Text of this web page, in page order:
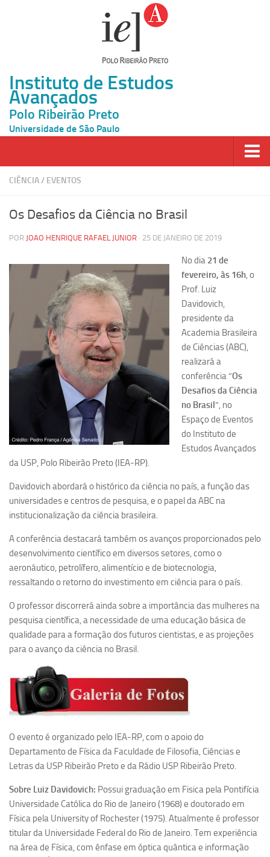
Instituto de Estudos
Avançados
Polo Ribeirão Preto
Universidade de São Paulo
Página Inicial
Inscrição
Atividades
Cátedras
Grupos de Estudo
Carreira Docente de Impacto
Ciência, Arte, Educação e Sociedade: CienArtES
Grupo de Estudos Avançados em Tecnologia e Informação
em Saúde com foco em Populações Vulneráveis
(Confluencia)
Grupos de estudo encerrados
Grupos de Pesquisa
Criminologia Experimental e Segurança Pública
Grupo de Pesquisa GPUBLIC – Centro de Estudos em Gestão
e Políticas Públicas Contemporâneas
Daniel Domingues dos Santos
Programas Ano Sabático Encerrados
Cíntia Rosa Pereira de Lima
Cristina Godoy Bernardo de Oliveira (FDRP)
Evandro Eduardo Seron Ruiz
Fernando de Lima Caneppele
Geciane Silveira Porto
Professor Sênior
Professores Seniores Encerrados
Institucional
Polo Ribeirão Preto
Equipe
Estrutura do polo
CIÊNCIA/ EVENTOS
Os Desafios da Ciência no Brasil
POR JOAO HENRIQUE RAFAEL JUNIOR · 25 DE JANEIRO DE 2019
No dia 21 de
fevereiro, às 16h, o
Prof. Luiz
Davidovich,
presidente da
Academia Brasileira
de Ciências (ABC),
realizará a
conferência “Os
Desafios da Ciência
no Brasil“, no
Espaço de Eventos
do Instituto de
Estudos Avançados
da USP, Polo Ribeirão Preto (IEA-RP).
Davidovich abordará o histórico da ciência no país, a função das
universidades e centros de pesquisa, e o papel da ABC na
institucionalização da ciência brasileira.
A conferência destacará também os avanços proporcionados pelo
desenvolvimento científico em diversos setores, como o
aeronáutico, petrolífero, alimentício e de biotecnologia,
ressaltando o retorno do investimento em ciência para o país.
O professor discorrerá ainda sobre a importância das mulheres na
pesquisa científica, a necessidade de uma educação básica de
qualidade para a formação dos futuros cientistas, e as projeções
para o avanço da ciência no Brasil.
O evento é organizado pelo IEA-RP, com o apoio do
Departamento de Física da Faculdade de Filosofia, Ciências e
Letras da USP Ribeirão Preto e da Rádio USP Ribeirão Preto.
Sobre Luiz Davidovich: Possui graduação em Fisica pela Pontifícia
Universidade Católica do Rio de Janeiro (1968) e doutorado em
Física pela University of Rochester (1975). Atualmente é professor
titular da Universidade Federal do Rio de Janeiro. Tem experiência
na área de Física, com ênfase em óptica quântica e informação